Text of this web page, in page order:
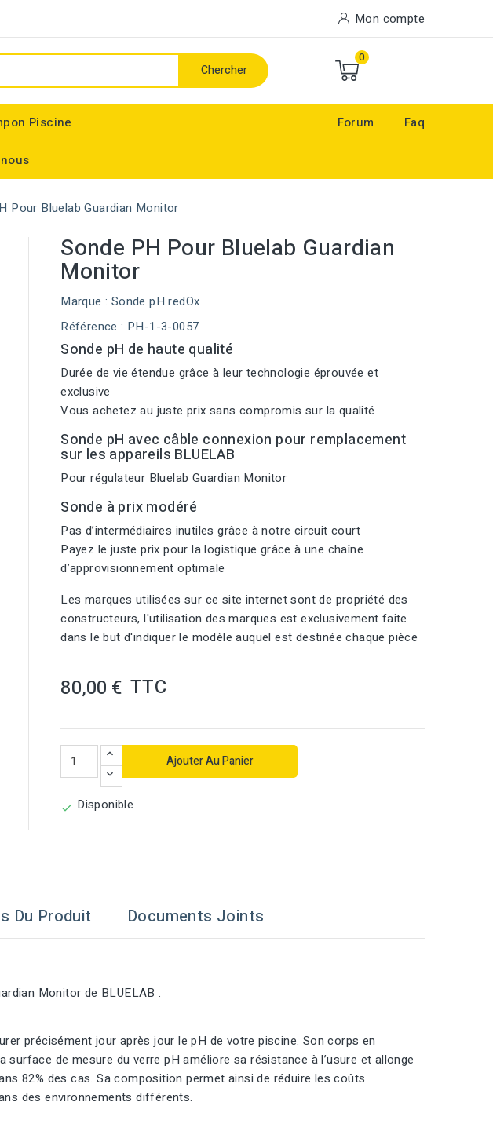
Mon compte
Chercher
0
Piscine Forum Faq
Pour Bluelab Guardian Monitor
Sonde PH Pour Bluelab Guardian
Monitor
Marque : Sonde pH redOx
Référence : PH-1-3-0057
Sonde pH de haute qualité
Durée de vie étendue grâce à leur technologie éprouvée et
exclusive
Vous achetez au juste prix sans compromis sur la qualité
Sonde pH avec câble connexion pour remplacement
sur les appareils BLUELAB
Pour régulateur Bluelab Guardian Monitor
Sonde à prix modéré
Pas d’intermédiaires inutiles grâce à notre circuit court
Payez le juste prix pour la logistique grâce à une chaîne
d’approvisionnement optimale
Les marques utilisées sur ce site internet sont de propriété des
constructeurs, l'utilisation des marques est exclusivement faite
dans le but d'indiquer le modèle auquel est destinée chaque pièce
80,00 € TTC
Ajouter Au Panier
 Disponible
Du Produit Documents Joints
Monitor de BLUELAB .
précisément jour après jour le pH de votre piscine. Son corps en
de mesure du verre pH améliore sa résistance à l’usure et allonge
82% des cas. Sa composition permet ainsi de réduire les coûts
des environnements différents.